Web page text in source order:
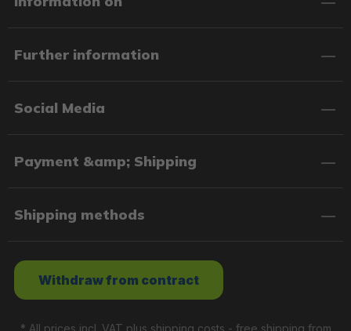
Further information
Social Media
Payment &amp; Shipping
Shipping methods
Withdraw from contract
* All prices incl. VAT plus shipping costs - free shipping from